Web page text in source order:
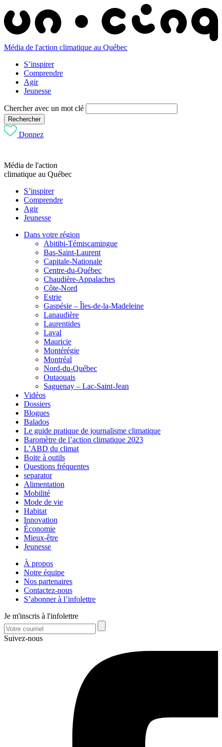
Média de l'action climatique au Québec
S’inspirer
Comprendre
Agir
Jeunesse
Chercher avec un mot clé
Rechercher
Donnez
Média de l'action
climatique au Québec
S’inspirer
Comprendre
Agir
Jeunesse
Dans votre région
Abitibi-Témiscamingue
Bas-Saint-Laurent
Capitale-Nationale
Centre-du-Québec
Chaudière-Appalaches
Côte-Nord
Estrie
Gaspésie – Îles-de-la-Madeleine
Lanaudière
Laurentides
Laval
Mauricie
Montérégie
Montréal
Nord-du-Québec
Outaouais
Saguenay – Lac-Saint-Jean
Vidéos
Dossiers
Blogues
Balados
Le guide pratique de journalisme climatique
Baromètre de l’action climatique 2023
L’ABD du climat
Boite à outils
Questions fréquentes
separator
Alimentation
Mobilité
Mode de vie
Habitat
Innovation
Économie
Mieux-être
Jeunesse
À propos
Notre équipe
Nos partenaires
Contactez-nous
S’abonner à l’infolettre
Je m'inscris à l'infolettre
Suivez-nous